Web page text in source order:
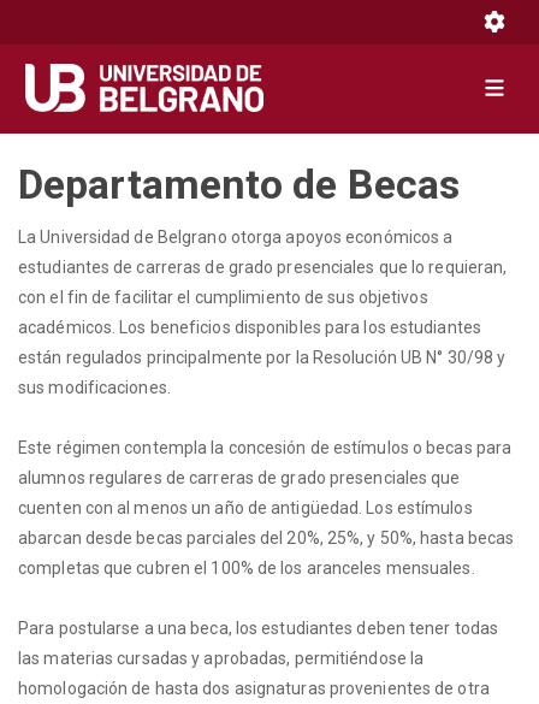
contenido
principal
Departamento de Becas
La Universidad de Belgrano otorga apoyos económicos a
estudiantes de carreras de grado presenciales que lo requieran,
con el fin de facilitar el cumplimiento de sus objetivos
académicos. Los beneficios disponibles para los estudiantes
están regulados principalmente por la Resolución UB N° 30/98 y
sus modificaciones.
Este régimen contempla la concesión de estímulos o becas para
alumnos regulares de carreras de grado presenciales que
cuenten con al menos un año de antigüedad. Los estímulos
abarcan desde becas parciales del 20%, 25%, y 50%, hasta becas
completas que cubren el 100% de los aranceles mensuales.
Para postularse a una beca, los estudiantes deben tener todas
las materias cursadas y aprobadas, permitiéndose la
homologación de hasta dos asignaturas provenientes de otra